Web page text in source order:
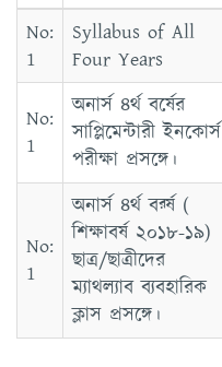
Syllabus of All
Four Years
অনার্স ৪র্থ বর্ষের
সাপ্লিমেন্টারী ইনকোর্স
পরীক্ষা প্রসঙ্গে।
অনার্স ৪র্থ বর্র্ষ (
শিক্ষাবর্ষ ২০১৮-১৯)
ছাত্র/ছাত্রীদের
ম্যাথল্যাব ব্যবহারিক
ক্লাস প্রসঙ্গে।